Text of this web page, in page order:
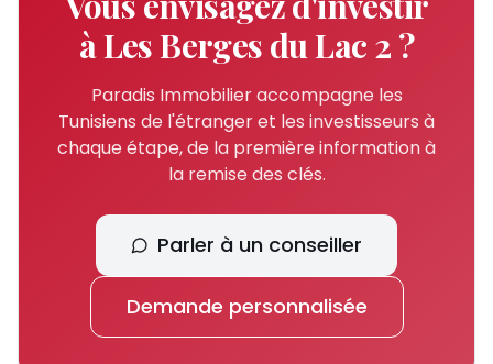
àLes Berges du Lac 2 ?
Paradis Immobilier accompagne les
Tunisiens de l'étranger et les investisseurs à
chaque étape, de la première information à
la remise des clés.
Parler à un conseiller
Demande personnalisée